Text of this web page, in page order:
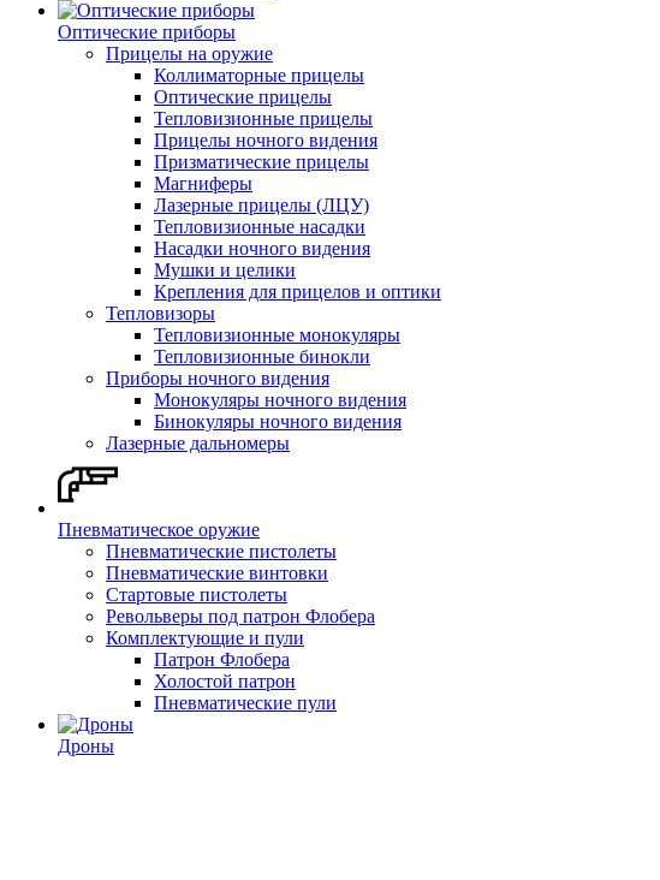
Оптические приборы
Прицелы на оружие
Коллиматорные прицелы
Оптические прицелы
Тепловизионные прицелы
Прицелы ночного видения
Призматические прицелы
Магниферы
Лазерные прицелы (ЛЦУ)
Тепловизионные насадки
Насадки ночного видения
Мушки и целики
Крепления для прицелов и оптики
Тепловизоры
Тепловизионные монокуляры
Тепловизионные бинокли
Приборы ночного видения
Монокуляры ночного видения
Бинокуляры ночного видения
Лазерные дальномеры
Пневматическое оружие
Пневматические пистолеты
Пневматические винтовки
Стартовые пистолеты
Револьверы под патрон Флобера
Комплектующие и пули
Патрон Флобера
Холостой патрон
Пневматические пули
Дроны